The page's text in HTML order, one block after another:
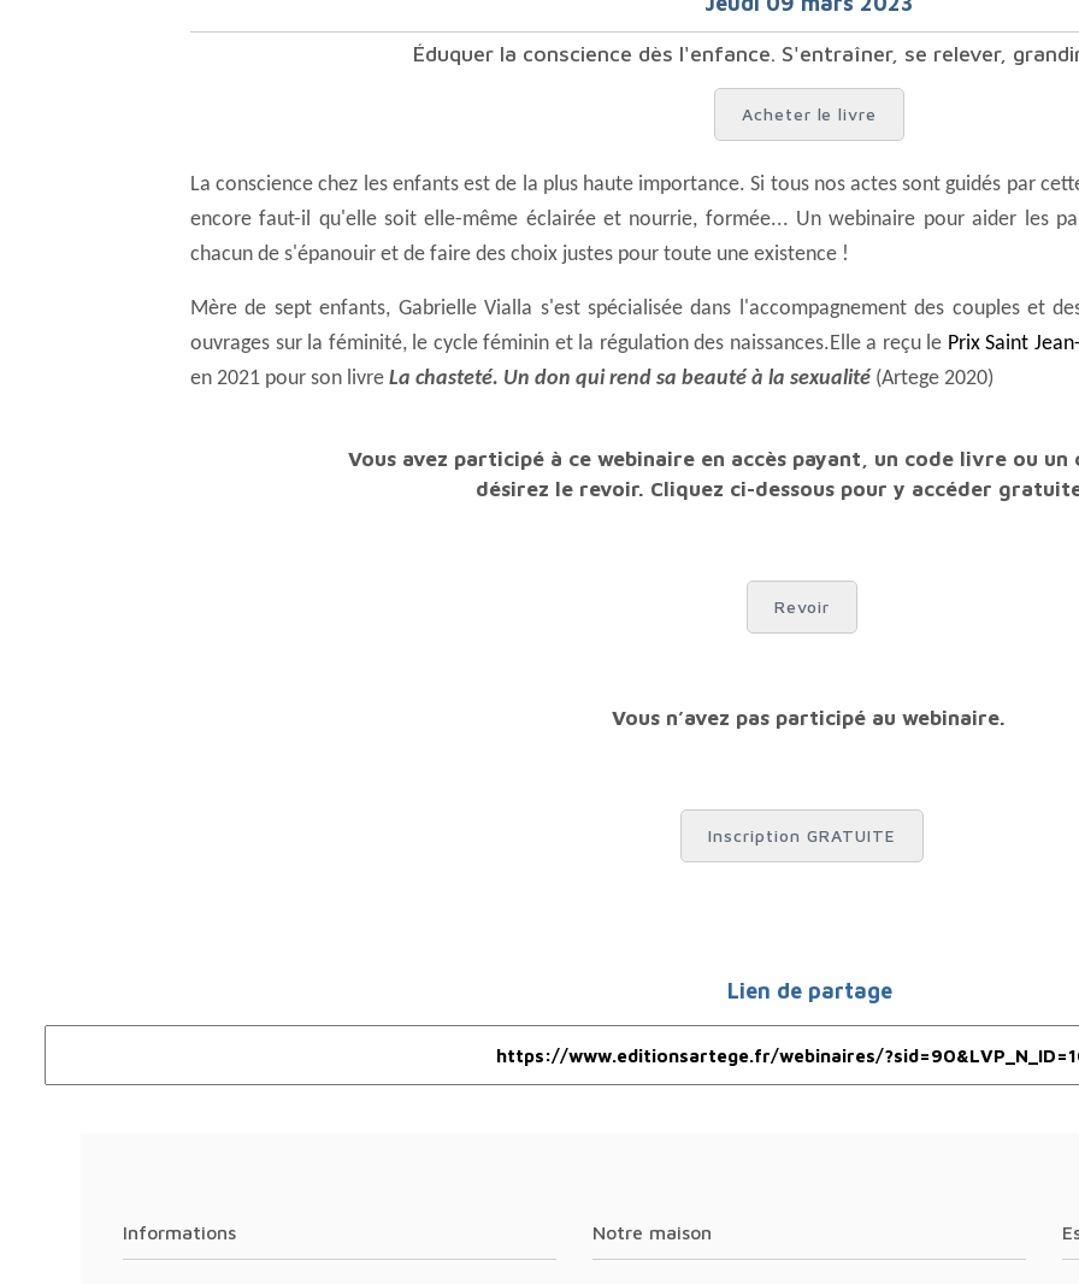
Éduquer la conscience dès l'enfance. S'entraîner, se relever,
Acheter le livre
La conscience chez les enfants est de la plus haute importance. Si tous nos actes sont guidés par cette lumière intérieure qu'est la conscience
encore faut-il qu'elle soit elle-même éclairée et nourrie, formée... Un webinaire pour aider les
chacun de s'épanouir et de faire des choix justes pour toute une existence !
Mère de sept enfants, Gabrielle Vialla s'est spécialisée dans l'accompagnement des couples et des familles. Elle est l'auteur de plusieurs
ouvrages sur la féminité, le cycle féminin et la régulation des naissances.Elle a reçu le Prix Saint
en 2021 pour son livre La chasteté. Un don qui rend sa beauté à la sexualité (Artege 2020)
Vous avez participé à ce webinaire en accès payant, un code livre ou un code invité et vous
désirez le revoir. Cliquez ci-dessous pour y accéder
Revoir
Vous n’avez pas participé au webinaire.
Inscription GRATUITE
Lien de partage
Informations Notre maison